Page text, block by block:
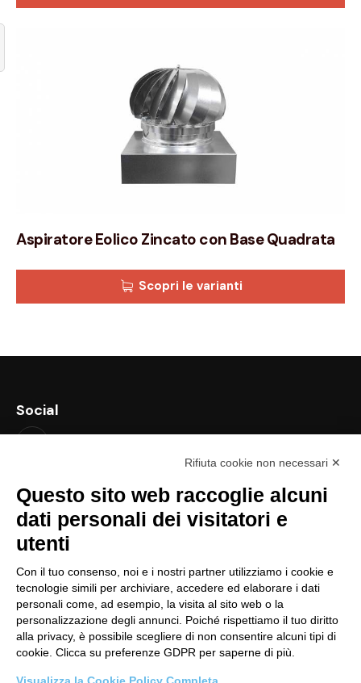
Aspiratore Eolico Zincato con Base Quadrata
Scopri le varianti
Social
Contatti
support@lastredicopertura.it
Menu
Home
Shop
Video
Contattaci
Rifiuta cookie non necessari ✕
Questo sito web raccoglie alcuni
dati personali dei visitatori e
utenti
Con il tuo consenso, noi e i nostri partner utilizziamo i cookie e
tecnologie simili per archiviare, accedere ed elaborare i dati
personali come, ad esempio, la visita al sito web o la
personalizzazione degli annunci. Poiché rispettiamo il tuo diritto
alla privacy, è possibile scegliere di non consentire alcuni tipi di
cookie. Clicca su preferenze GDPR per saperne di più.